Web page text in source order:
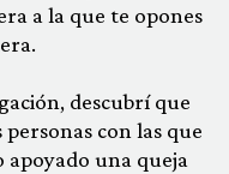
a la que te opones
descubrí que
con las que
una queja